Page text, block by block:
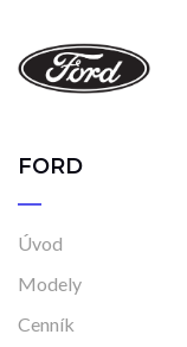
FORD
Úvod
Modely
Cenník